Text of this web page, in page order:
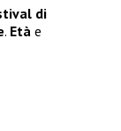
di
. Età e